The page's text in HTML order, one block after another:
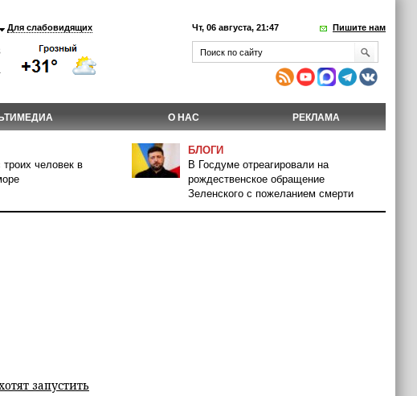
Для слабовидящих Чт, 06 августа, 21:47 Пишите нам
О НАС РЕКЛАМА
человек в
БЛОГИ
В Госдуме отреагировали на
рождественское обращение
Зеленского с пожеланием смерти
запустить